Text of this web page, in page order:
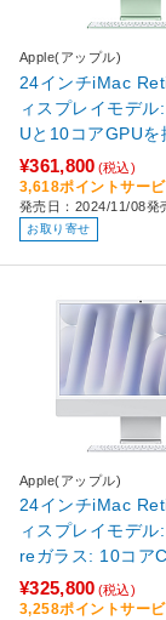
Apple(アップル)
24インチiMac
ィスプレイモデ
Uと10コアGPUを
ple M4チップ,
SSD - グリーン グリーン MD
2Q4J/A
¥361,800 (税込)
3,618ポイントサー
発売日：2024/11/08発
お取り寄せ
Apple(アップル)
24インチiMac
ィスプレイモデ
reガラス: 10コア
アGPUを搭載した
ップ, 16GB,
¥325,800 (税込)
3,258ポイントサー